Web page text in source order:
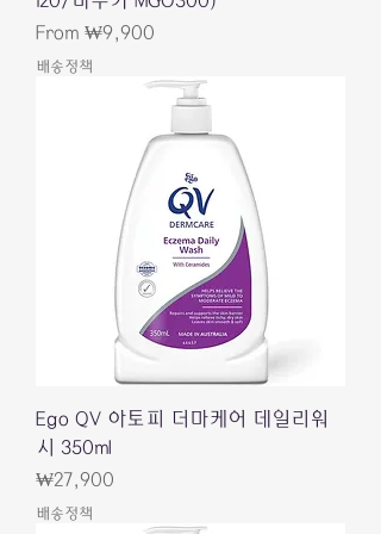
From ₩9,900
Sale Price
배송정책
Ego QV 아토피 더마케어 데일리워
시 350ml
Price
₩27,900
배송정책